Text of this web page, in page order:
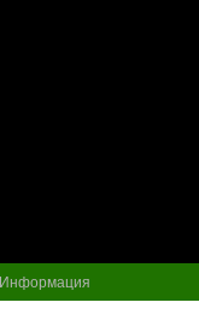
Информация